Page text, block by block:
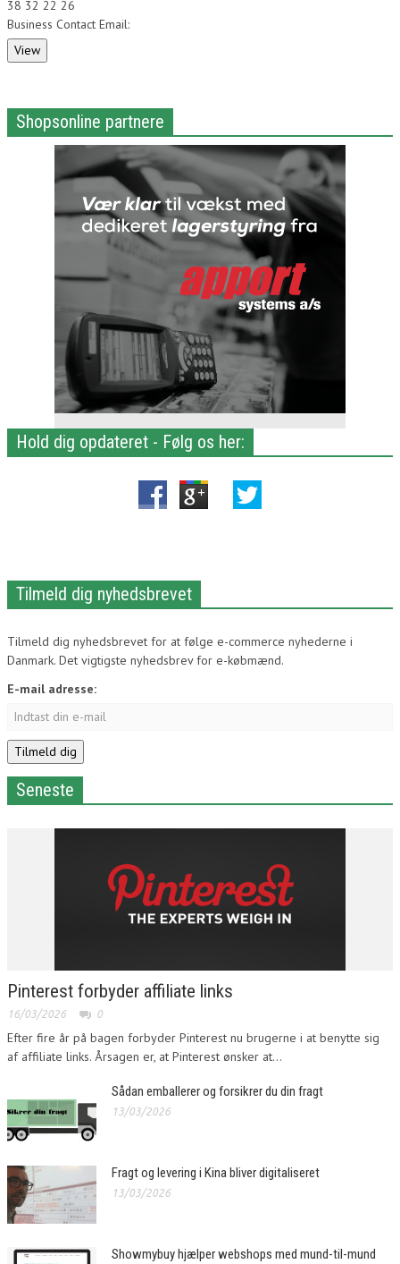
38 32 22 26
Business Contact Email:
Shopsonline partnere
Hold dig opdateret - Følg os her:
Tilmeld dig nyhedsbrevet
Tilmeld dig nyhedsbrevet for at følge e-commerce nyhederne i
Danmark. Det vigtigste nyhedsbrev for e-købmænd.
E-mail adresse:
Seneste
Pinterest forbyder affiliate links
16/03/2026 0
Efter fire år på bagen forbyder Pinterest nu brugerne i at benytte sig
af affiliate links. Årsagen er, at Pinterest ønsker at...
Sådan emballerer og forsikrer du din fragt
13/03/2026
Fragt og levering i Kina bliver digitaliseret
13/03/2026
Showmybuy hjælper webshops med mund-til-mund